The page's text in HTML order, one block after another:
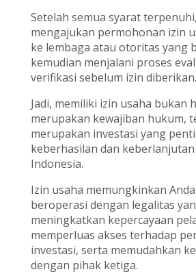
Setelah semua syarat
mengajukan permohonan izin
ke lembaga atau otoritas yang
kemudian menjalani proses
verifikasi sebelum izin diberikan.
Jadi, memiliki izin usaha bukan
merupakan kewajiban hukum,
merupakan investasi yang
keberhasilan dan
Indonesia.
Izin usaha memungkinkan
beroperasi dengan legalitas
meningkatkan kepercayaan
memperluas akses terhadap
investasi, serta memudahkan
dengan pihak ketiga.